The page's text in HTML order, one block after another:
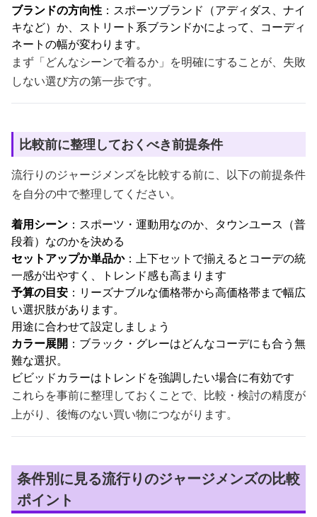
ブランドの方向性 ：スポーツブランド（アディダス、ナイ
キなど）か、ストリート系ブランドかによって、コーディ
ネートの幅が変わります。
まず「どんなシーンで着るか」を明確にすることが、失敗
しない選び方の第一歩です。
比較前に整理しておくべき前提条件
流行りのジャージメンズを比較する前に、以下の前提条件
を自分の中で整理してください。
着用シーン ：スポーツ・運動用なのか、タウンユース（普
段着）なのかを決める
セットアップか単品か：上下セットで揃えるとコーデの統
一感が出やすく、トレンド感も高まります
予算の目安 ：リーズナブルな価格帯から高価格帯まで幅広
い選択肢があります。
用途に合わせて設定しましょう
カラー展開 ：ブラック・グレーはどんなコーデにも合う無
難な選択。
ビビッドカラーはトレンドを強調したい場合に有効です
これらを事前に整理しておくことで、比較・検討の精度が
上がり、後悔のない買い物につながります。
条件別に見る流行りのジャージメンズの比較
ポイント